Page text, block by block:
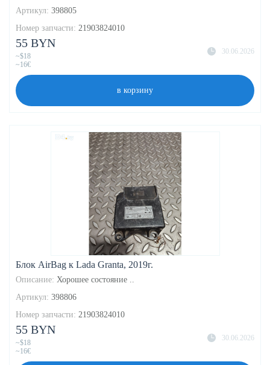
Артикул: 398805
Номер запчасти: 21903824010
30.06.2026
55 BYN
~$18
~16€
в корзину
Блок AirBag к Lada Granta, 2019г.
Описание: Хорошее состояние ..
Артикул: 398806
Номер запчасти: 21903824010
30.06.2026
55 BYN
~$18
~16€